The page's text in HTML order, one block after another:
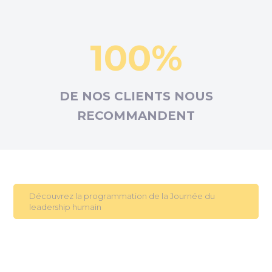
100%
DE NOS CLIENTS NOUS
RECOMMANDENT
Découvrez la programmation de la Journée du
leadership humain